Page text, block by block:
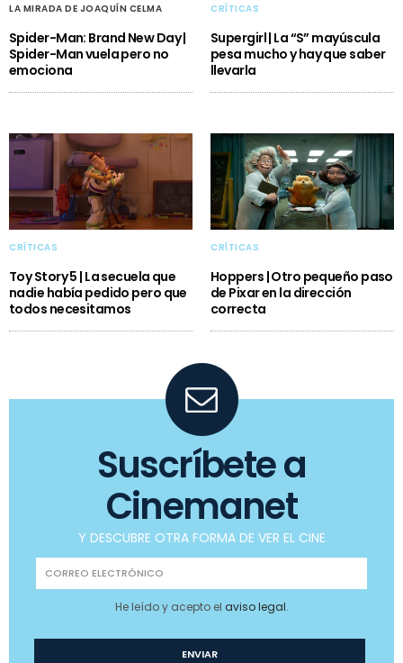
LA MIRADA DE JOAQUÍN CELMA
Spider-Man: Brand New Day |
Spider-Man vuela pero no
emociona
CRÍTICAS
Supergirl | La “S” mayúscula
pesa mucho y hay que saber
llevarla
CRÍTICAS
Toy Story 5 | La secuela que
nadie había pedido pero que
todos necesitamos
CRÍTICAS
Hoppers | Otro pequeño paso
de Pixar en la dirección
correcta
Suscríbete a
Cinemanet
Y DESCUBRE OTRA FORMA DE VER EL CINE
He leído y acepto el aviso legal.